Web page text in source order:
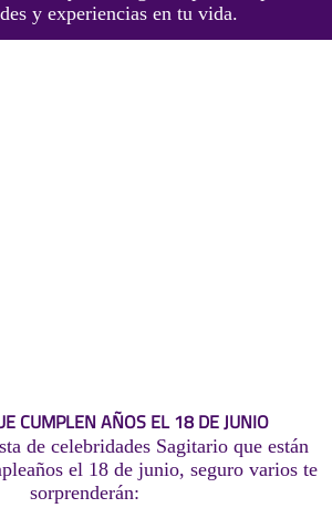
y experiencias en tu vida.
CUMPLEN AÑOS EL 18 DE JUNIO
de celebridades Sagitario que están
el 18 de junio, seguro varios te
sorprenderán: